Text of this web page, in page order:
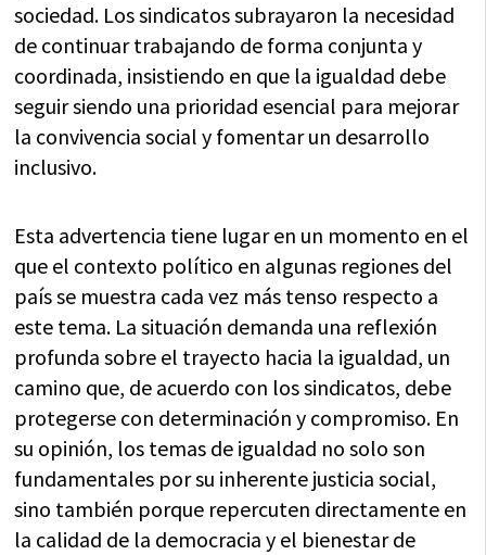
sociedad. Los sindicatos subrayaron la necesidad
de continuar trabajando de forma conjunta y
coordinada, insistiendo en que la igualdad debe
seguir siendo una prioridad esencial para mejorar
la convivencia social y fomentar un desarrollo
inclusivo.
Esta advertencia tiene lugar en un momento en el
que el contexto político en algunas regiones del
país se muestra cada vez más tenso respecto a
este tema. La situación demanda una reflexión
profunda sobre el trayecto hacia la igualdad, un
camino que, de acuerdo con los sindicatos, debe
protegerse con determinación y compromiso. En
su opinión, los temas de igualdad no solo son
fundamentales por su inherente justicia social,
sino también porque repercuten directamente en
la calidad de la democracia y el bienestar de